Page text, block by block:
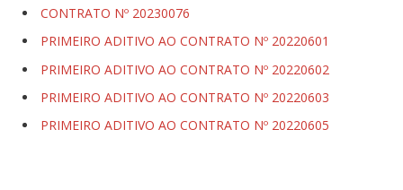
CONTRATO Nº 20230076
PRIMEIRO ADITIVO AO CONTRATO Nº 20220601
PRIMEIRO ADITIVO AO CONTRATO Nº 20220602
PRIMEIRO ADITIVO AO CONTRATO Nº 20220603
PRIMEIRO ADITIVO AO CONTRATO Nº 20220605